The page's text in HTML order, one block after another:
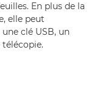
En plus de la
elle peut
clé USB, un
télécopie.